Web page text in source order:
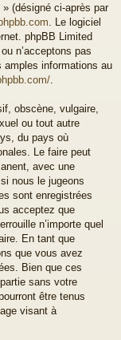
» (désigné ci-après par
. Le logiciel
phpBB Limited
n’acceptons pas
amples informations au
obscène, vulgaire,
ou tout autre
du pays où
Le faire peut
avec une
nous le jugeons
sont enregistrées
acceptez que
n’importe quel
En tant que
que vous avez
Bien que ces
sans votre
être tenus
visant à